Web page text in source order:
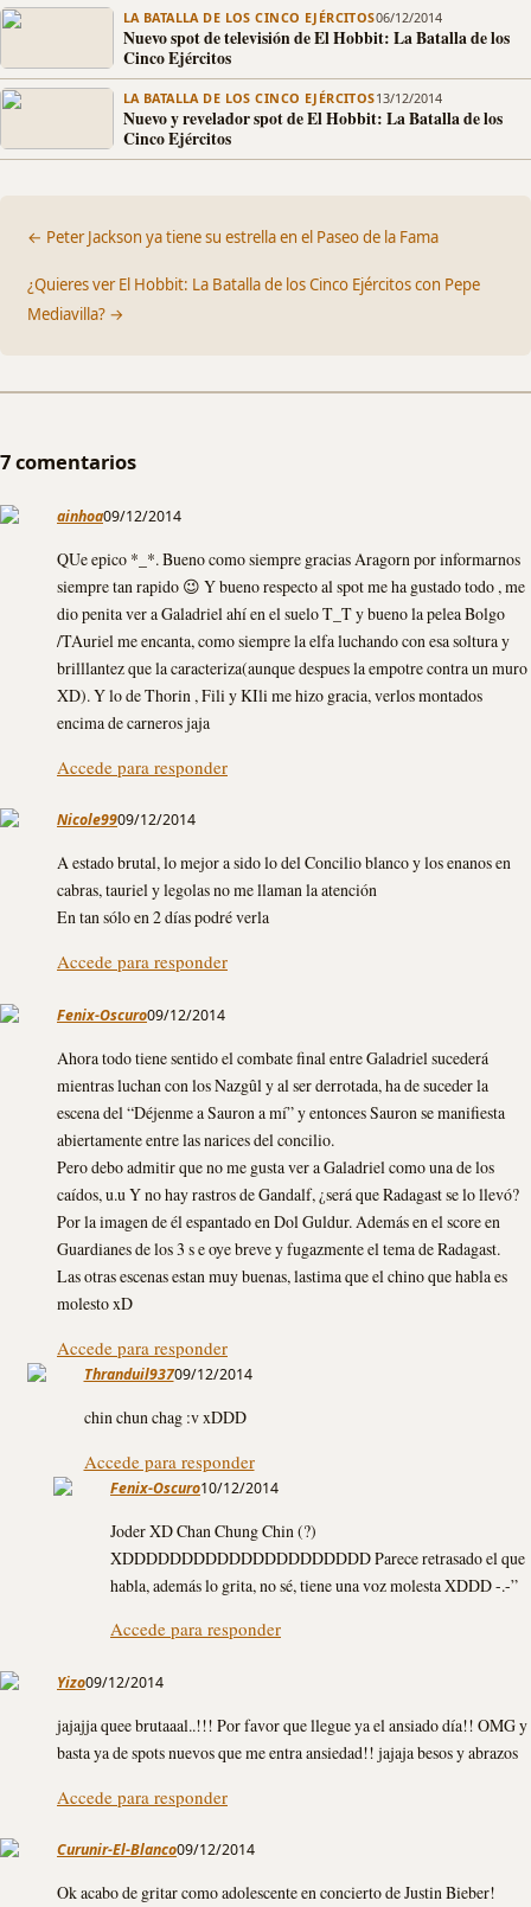
LA BATALLA DE LOS CINCO EJÉRCITOS06/12/2014
Nuevo spot de televisión de El Hobbit: La Batalla de los
Cinco Ejércitos
LA BATALLA DE LOS CINCO EJÉRCITOS13/12/2014
Nuevo y revelador spot de El Hobbit: La Batalla de los
Cinco Ejércitos
← Peter Jackson ya tiene su estrella en el Paseo de la Fama
¿Quieres ver El Hobbit: La Batalla de los Cinco Ejércitos con Pepe
Mediavilla? →
7 comentarios
ainhoa09/12/2014
QUe epico *_*. Bueno como siempre gracias Aragorn por informarnos
siempre tan rapido 😉 Y bueno respecto al spot me ha gustado todo , me
dio penita ver a Galadriel ahí en el suelo T_T y bueno la pelea Bolgo
/TAuriel me encanta, como siempre la elfa luchando con esa soltura y
brilllantez que la caracteriza(aunque despues la empotre contra un muro
XD). Y lo de Thorin , Fili y KIli me hizo gracia, verlos montados
encima de carneros jaja
Accede para responder
Nicole9909/12/2014
A estado brutal, lo mejor a sido lo del Concilio blanco y los enanos en
cabras, tauriel y legolas no me llaman la atención
En tan sólo en 2 días podré verla
Accede para responder
Fenix-Oscuro09/12/2014
Ahora todo tiene sentido el combate final entre Galadriel sucederá
mientras luchan con los Nazgûl y al ser derrotada, ha de suceder la
escena del “Déjenme a Sauron a mí” y entonces Sauron se manifiesta
abiertamente entre las narices del concilio.
Pero debo admitir que no me gusta ver a Galadriel como una de los
caídos, u.u Y no hay rastros de Gandalf, ¿será que Radagast se lo llevó?
Por la imagen de él espantado en Dol Guldur. Además en el score en
Guardianes de los 3 s e oye breve y fugazmente el tema de Radagast.
Las otras escenas estan muy buenas, lastima que el chino que habla es
molesto xD
Accede para responder
Thranduil93709/12/2014
chin chun chag :v xDDD
Accede para responder
Fenix-Oscuro10/12/2014
Joder XD Chan Chung Chin (?)
XDDDDDDDDDDDDDDDDDDDDD Parece retrasado el que
habla, además lo grita, no sé, tiene una voz molesta XDDD -.-”
Accede para responder
Yizo09/12/2014
jajajja quee brutaaal..!!! Por favor que llegue ya el ansiado día!! OMG y
basta ya de spots nuevos que me entra ansiedad!! jajaja besos y abrazos
Accede para responder
Curunir-El-Blanco09/12/2014
Ok acabo de gritar como adolescente en concierto de Justin Bieber!